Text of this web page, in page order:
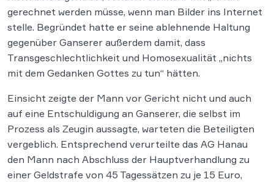
gerechnet werden müsse, wenn man Bilder ins Internet
stelle. Begründet hatte er seine ablehnende Haltung
gegenüber Ganserer außerdem damit, dass
Transgeschlechtlichkeit und Homosexualität „nichts
mit dem Gedanken Gottes zu tun“ hätten.
Einsicht zeigte der Mann vor Gericht nicht und auch
auf eine Entschuldigung an Ganserer, die selbst im
Prozess als Zeugin aussagte, warteten die Beteiligten
vergeblich. Entsprechend verurteilte das AG Hanau
den Mann nach Abschluss der Hauptverhandlung zu
einer Geldstrafe von 45 Tagessätzen zu je 15 Euro,